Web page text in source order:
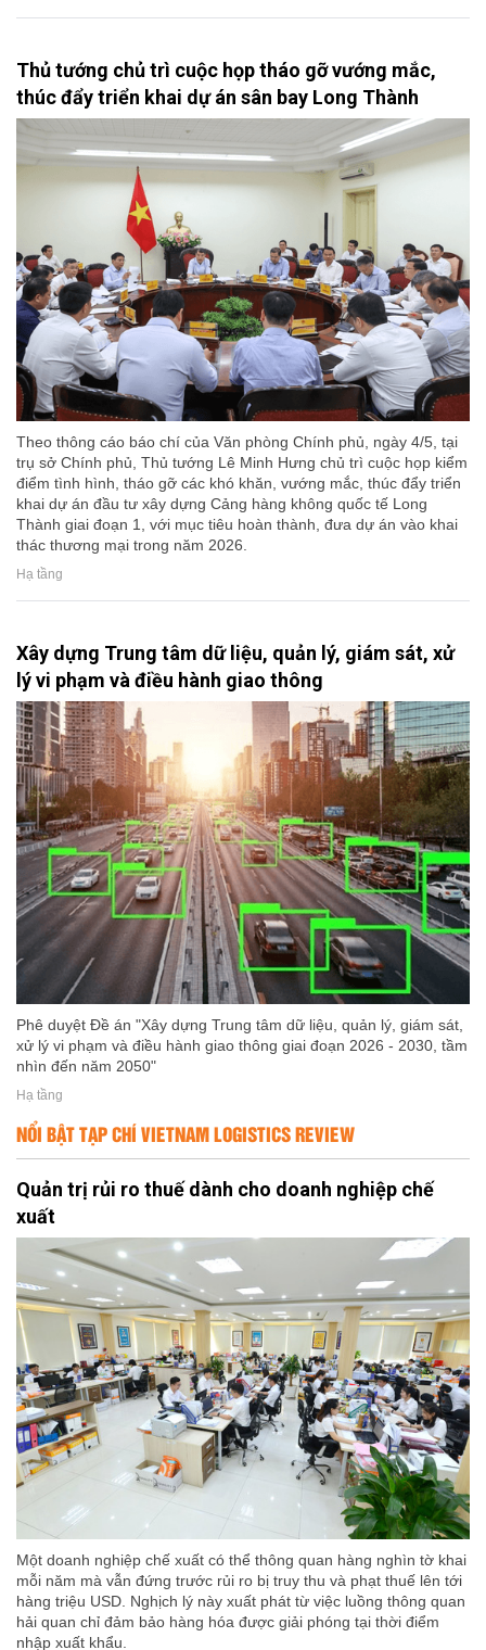
Thủ tướng chủ trì cuộc họp tháo gỡ vướng mắc,
thúc đẩy triển khai dự án sân bay Long Thành
Theo thông cáo báo chí của Văn phòng Chính phủ, ngày 4/5, tại
trụ sở Chính phủ, Thủ tướng Lê Minh Hưng chủ trì cuộc họp kiểm
điểm tình hình, tháo gỡ các khó khăn, vướng mắc, thúc đẩy triển
khai dự án đầu tư xây dựng Cảng hàng không quốc tế Long
Thành giai đoạn 1, với mục tiêu hoàn thành, đưa dự án vào khai
thác thương mại trong năm 2026.
Hạ tầng
Xây dựng Trung tâm dữ liệu, quản lý, giám sát, xử
lý vi phạm và điều hành giao thông
Phê duyệt Đề án "Xây dựng Trung tâm dữ liệu, quản lý, giám sát,
xử lý vi phạm và điều hành giao thông giai đoạn 2026 - 2030, tầm
nhìn đến năm 2050"
Hạ tầng
NỔI BẬT TẠP CHÍ VIETNAM LOGISTICS REVIEW
Quản trị rủi ro thuế dành cho doanh nghiệp chế
xuất
Một doanh nghiệp chế xuất có thể thông quan hàng nghìn tờ khai
mỗi năm mà vẫn đứng trước rủi ro bị truy thu và phạt thuế lên tới
hàng triệu USD. Nghịch lý này xuất phát từ việc luồng thông quan
hải quan chỉ đảm bảo hàng hóa được giải phóng tại thời điểm
nhập xuất khẩu.